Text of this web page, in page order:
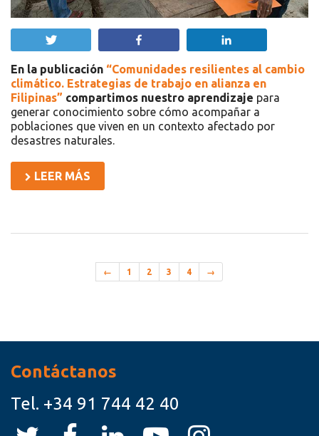
En la publicación “Comunidades resilientes al cambio
climático. Estrategias de trabajo en alianza en
Filipinas” compartimos nuestro aprendizaje para
generar conocimiento sobre cómo acompañar a
poblaciones que viven en un contexto afectado por
desastres naturales.
LEER MÁS
← 1 2 3 4 →
Contáctanos
Tel. +34 91 744 42 40